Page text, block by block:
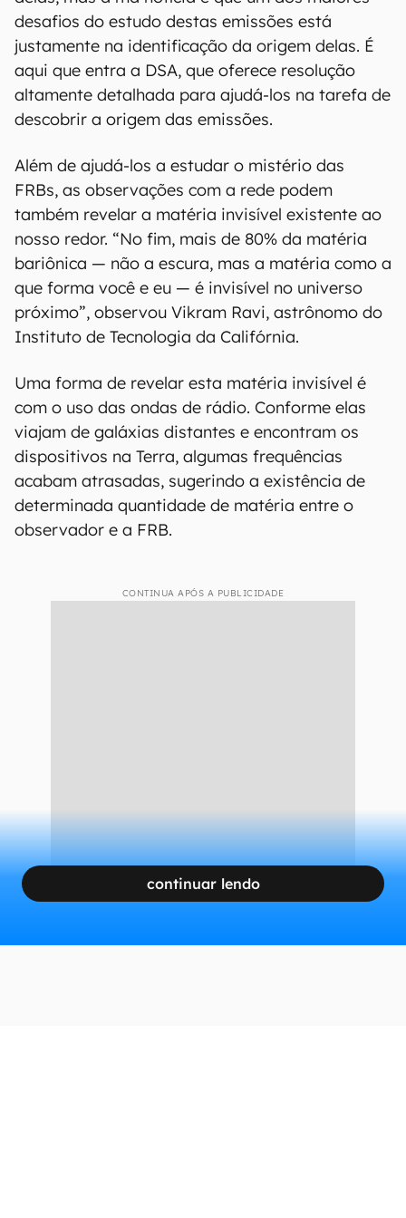
desafios do estudo destas emissões está
justamente na identificação da origem delas. É
aqui que entra a DSA, que oferece resolução
altamente detalhada para ajudá-los na tarefa de
descobrir a origem das emissões.
Além de ajudá-los a estudar o mistério das
FRBs, as observações com a rede podem
também revelar a matéria invisível existente ao
nosso redor. “No fim, mais de 80% da matéria
bariônica — não a escura, mas a matéria como a
que forma você e eu — é invisível no universo
próximo”, observou Vikram Ravi, astrônomo do
Instituto de Tecnologia da Califórnia.
Uma forma de revelar esta matéria invisível é
com o uso das ondas de rádio. Conforme elas
viajam de galáxias distantes e encontram os
dispositivos na Terra, algumas frequências
acabam atrasadas, sugerindo a existência de
determinada quantidade de matéria entre o
observador e a FRB.
CONTINUA APÓS A PUBLICIDADE
continuar lendo